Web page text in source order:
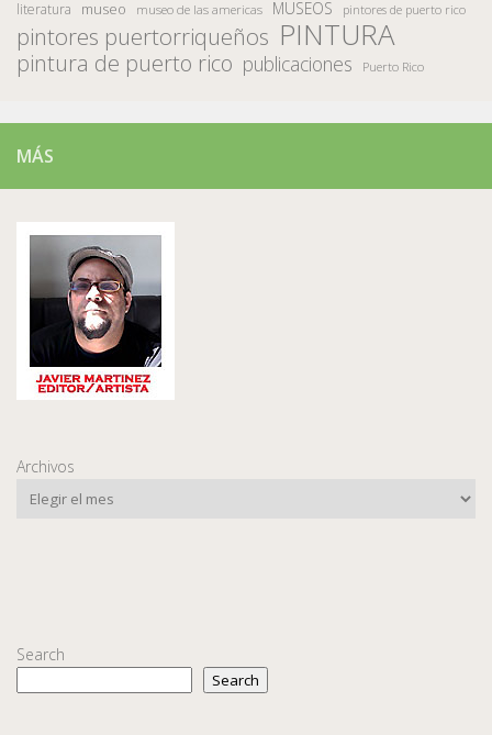
literatura museo museo de las americas MUSEOS pintores de puerto rico
pintores puertorriqueños PINTURA
pintura de puerto rico publicaciones Puerto Rico
MÁS
Archivos
Search
Search